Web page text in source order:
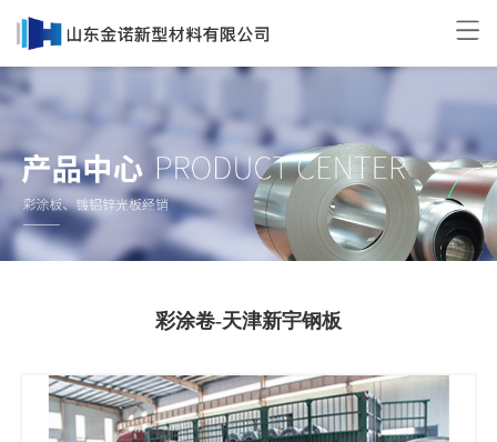
彩涂卷-天津新宇钢板